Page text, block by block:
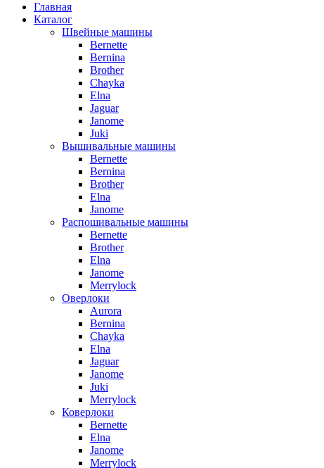
Главная
Каталог
Швейные машины
Bernette
Bernina
Brother
Chayka
Elna
Jaguar
Janome
Juki
Вышивальные машины
Bernette
Bernina
Brother
Elna
Janome
Распошивальные машины
Bernette
Brother
Elna
Janome
Merrylock
Оверлоки
Aurora
Bernina
Chayka
Elna
Jaguar
Janome
Juki
Merrylock
Коверлоки
Bernette
Elna
Janome
Merrylock